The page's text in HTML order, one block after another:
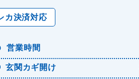
カ決済対応
営業時間
玄関カギ開け